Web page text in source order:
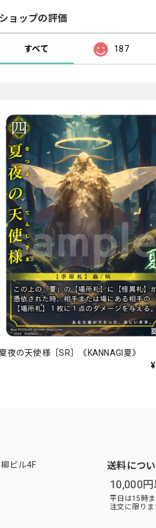
ショップの評価
すべて 187
夏夜の天使様［SR］《KANNAGI夏》
ビル4F
送料につ
10,000
平日は15時
注文に限りま